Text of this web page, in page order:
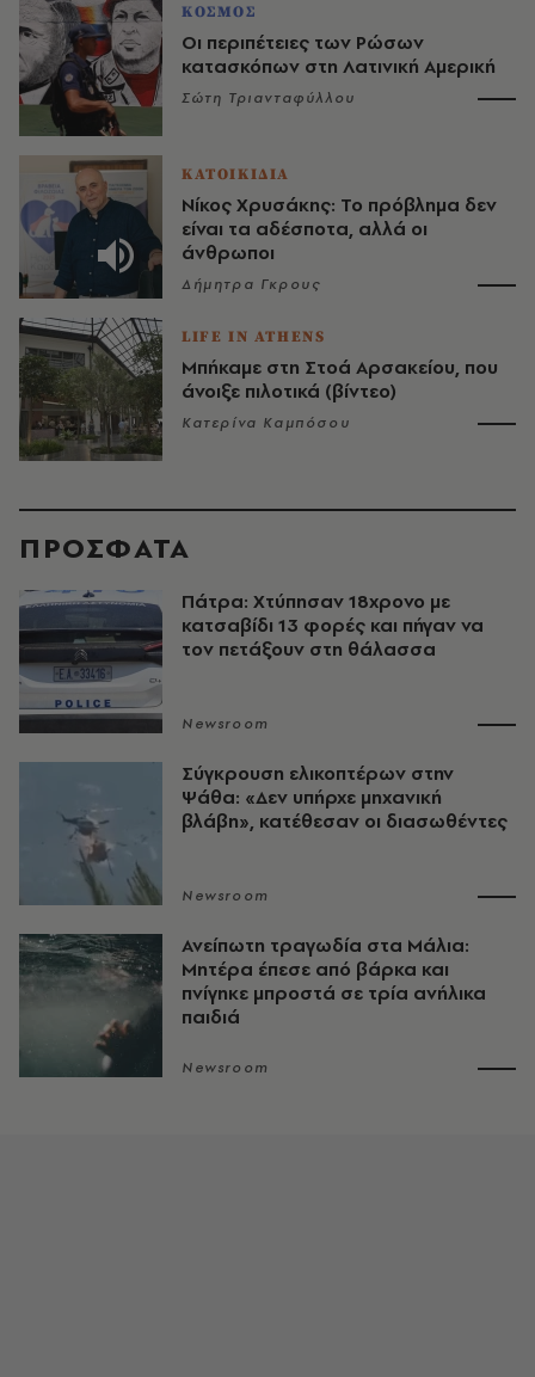
ΚΟΣΜΟΣ
Οι περιπέτειες των Ρώσων
κατασκόπων στη Λατινική Αμερική
Σώτη Τριανταφύλλου
ΚΑΤΟΙΚΙΔΙΑ
Νίκος Χρυσάκης: Το πρόβλημα δεν
είναι τα αδέσποτα, αλλά οι
άνθρωποι
Δήμητρα Γκρους
LIFE IN ATHENS
Μπήκαμε στη Στοά Αρσακείου, που
άνοιξε πιλοτικά (βίντεο)
Κατερίνα Καμπόσου
ΠΡΟΣΦΑΤΑ
Πάτρα: Χτύπησαν 18χρονο με
κατσαβίδι 13 φορές και πήγαν να
τον πετάξουν στη θάλασσα
Newsroom
Σύγκρουση ελικοπτέρων στην
Ψάθα: «Δεν υπήρχε μηχανική
βλάβη», κατέθεσαν οι διασωθέντες
Newsroom
Ανείπωτη τραγωδία στα Μάλια:
Μητέρα έπεσε από βάρκα και
πνίγηκε μπροστά σε τρία ανήλικα
παιδιά
Newsroom